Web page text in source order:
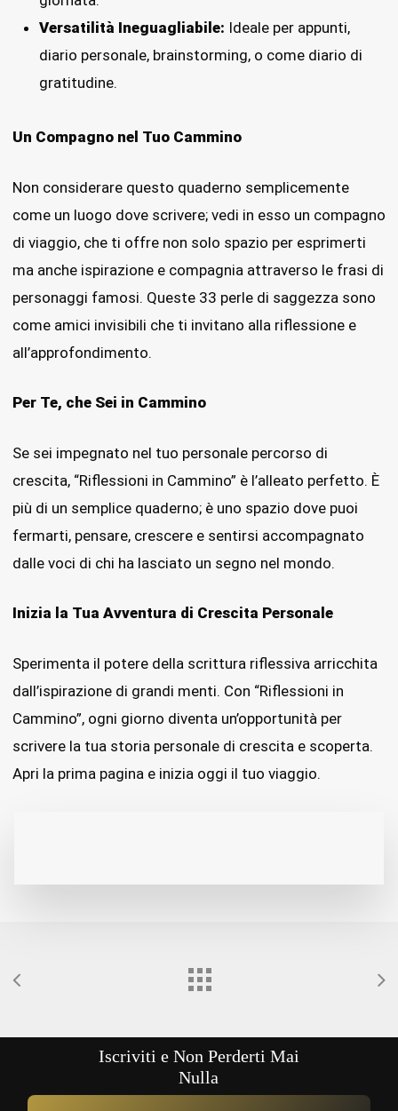
Versatilità Ineguagliabile: Ideale per appunti,
diario personale, brainstorming, o come diario di
gratitudine.
Un Compagno nel Tuo Cammino
Non considerare questo quaderno semplicemente
come un luogo dove scrivere; vedi in esso un compagno
di viaggio, che ti offre non solo spazio per esprimerti
ma anche ispirazione e compagnia attraverso le frasi di
personaggi famosi. Queste 33 perle di saggezza sono
come amici invisibili che ti invitano alla riflessione e
all’approfondimento.
Per Te, che Sei in Cammino
Se sei impegnato nel tuo personale percorso di
crescita, “Riflessioni in Cammino” è l’alleato perfetto. È
più di un semplice quaderno; è uno spazio dove puoi
fermarti, pensare, crescere e sentirsi accompagnato
dalle voci di chi ha lasciato un segno nel mondo.
Inizia la Tua Avventura di Crescita Personale
Sperimenta il potere della scrittura riflessiva arricchita
dall’ispirazione di grandi menti. Con “Riflessioni in
Cammino”, ogni giorno diventa un’opportunità per
scrivere la tua storia personale di crescita e scoperta.
Apri la prima pagina e inizia oggi il tuo viaggio.
Iscriviti e Non Perderti Mai
Nulla